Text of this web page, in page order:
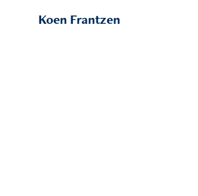
Koen Frantzen